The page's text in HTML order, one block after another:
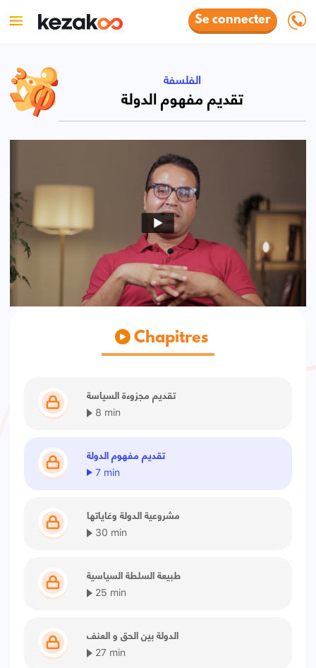
Se connecter
الفلسفة
تقديم مفهوم الدولة
Chapitres
تقديم مجزوءة السياسة
8 min
تقديم مفهوم الدولة
7 min
مشروعية الدولة وغاياتها
30 min
طبيعة السلطة السياسية
25 min
الدولة بين الحق و العنف
27 min